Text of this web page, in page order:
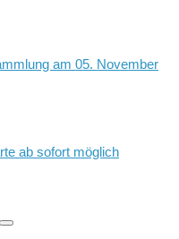
am 05. November
ab sofort möglich